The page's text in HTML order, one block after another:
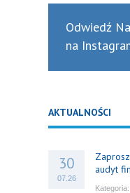
Odwiedź
na
AKTUALNOŚCI
30
07.26
audyt
Kategoria: